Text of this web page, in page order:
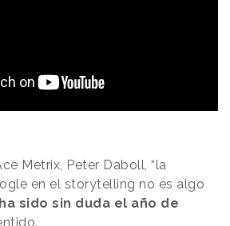
Metrix, Peter Daboll, “la
en el storytelling no es algo
sido sin duda el año de